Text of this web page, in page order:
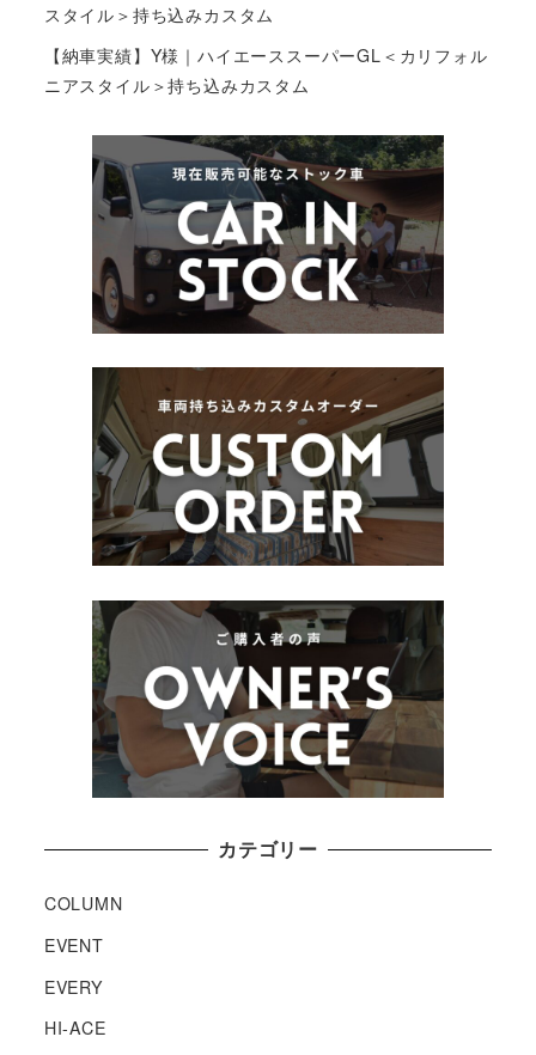
スタイル＞持ち込みカスタム
【納車実績】Y様｜ハイエーススーパーGL＜カリフォル
ニアスタイル＞持ち込みカスタム
カテゴリー
COLUMN
EVENT
EVERY
HI-ACE